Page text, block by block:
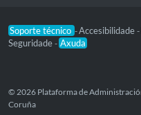
Soporte técnico -Accesibilidade -
Seguridade - Axuda
© 2026 Plataforma de
Coruña